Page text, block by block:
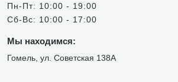
Пн-Пт: 10:00 - 19:00
Сб-Вс: 10:00 - 17:00
Мы находимся:
Гомель, ул. Советская 138А